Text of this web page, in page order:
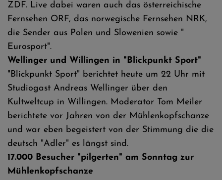
ZDF. Live dabei waren auch das österreichische
Fernsehen ORF, das norwegische Fernsehen NRK,
die Sender aus Polen und Slowenien sowie "
Eurosport".
Wellinger und Willingen in "Blickpunkt Sport"
"Blickpunkt Sport" berichtet heute um 22 Uhr mit
Studiogast Andreas Wellinger über den
Kultweltcup in Willingen. Moderator Tom Meiler
berichtete vor Jahren von der Mühlenkopfschanze
und war eben begeistert von der Stimmung die die
deutsch "Adler" es längst sind.
17.000 Besucher "pilgerten" am Sonntag zur
Mühlenkopfschanze